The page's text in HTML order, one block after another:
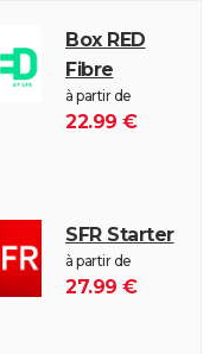
Box RED
Fibre
à partir de
22.99 €
SFR Starter
à partir de
27.99 €